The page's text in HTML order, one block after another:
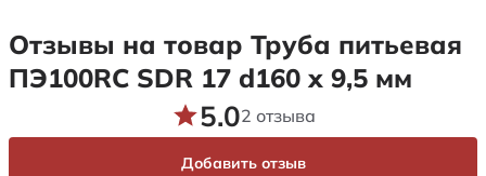
Отзывы на товар Труба питьевая
ПЭ100RC SDR 17 d160 х 9,5 мм
5.02 отзыва
Добавить отзыв